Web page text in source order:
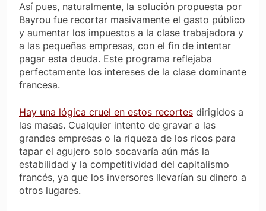
Así pues, naturalmente, la solución propuesta por
Bayrou fue recortar masivamente el gasto público
y aumentar los impuestos a la clase trabajadora y
a las pequeñas empresas, con el fin de intentar
pagar esta deuda. Este programa reflejaba
perfectamente los intereses de la clase dominante
francesa.
Hay una lógica cruel en estos recortes dirigidos a
las masas. Cualquier intento de gravar a las
grandes empresas o la riqueza de los ricos para
tapar el agujero solo socavaría aún más la
estabilidad y la competitividad del capitalismo
francés, ya que los inversores llevarían su dinero a
otros lugares.